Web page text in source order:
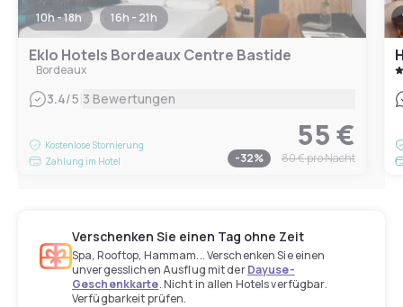
10h - 18h 16h - 21h
Eklo Hotels Bordeaux Centre Bastide
Bordeaux
3.4/5|3 Bewertungen
Kostenlose Stornierung
Zahlung im Hotel
55 €
-32% 80 €pro Nacht
Verschenken Sie einen Tag ohne Zeit
Spa, Rooftop, Hammam... Verschenken Sie einen
unvergesslichen Ausflug mit derDayuse-
Geschenkkarte. Nicht in allen Hotels verfügbar.
Verfügbarkeit prüfen.